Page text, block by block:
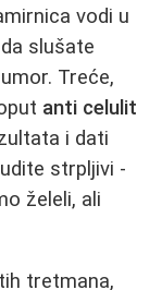
vodi u
slušate
Treće,
anti celulit
i dati
strpljivi -
želeli, ali
tretmana,